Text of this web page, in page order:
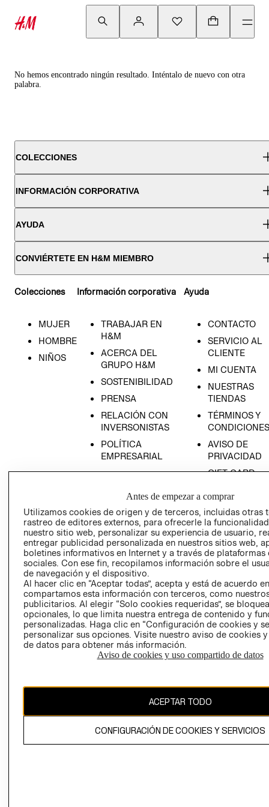
No hemos encontrado ningún resultado. Inténtalo de nuevo con otra
palabra.
COLECCIONES
INFORMACIÓN CORPORATIVA
AYUDA
CONVIÉRTETE EN H&M MIEMBRO
Colecciones
MUJER
HOMBRE
NIÑOS
Información corporativa
TRABAJAR EN
H&M
ACERCA DEL
GRUPO H&M
SOSTENIBILIDAD
PRENSA
RELACIÓN CON
INVERSONISTAS
POLÍTICA
EMPRESARIAL
Ayuda
CONTACTO
SERVICIO AL
CLIENTE
MI CUENTA
NUESTRAS
TIENDAS
TÉRMINOS Y
CONDICIONES
AVISO DE
PRIVACIDAD
GIFT CARD
COOKIES
LIBRO DE
Ecuador ($)
CAMBIAR REGIÓN
El contenido de esta página web está protegido por copyright y es
propiedad de H&M Hennes & Mauritz AB.
RECIÉN NACIDO
Antes de empezar a comprar
Utilizamos cookies de origen y de terceros, incluidas otras
rastreo de editores externos, para ofrecerle la
nuestro sitio web, personalizar su experiencia de usuario,
entregar publicidad personalizada en nuestros sitios web,
boletines informativos en Internet y a través de plataformas
sociales. Con ese fin, recopilamos información sobre el
de navegación y el dispositivo.
Al hacer clic en “Aceptar todas”, acepta y está de acuerdo
compartamos esta información con terceros, como
publicitarios. Al elegir “Solo cookies requeridas”, se
opcionales, lo que limita nuestra entrega de contenido y
personalizadas. Haga clic en “Configuración de cookies y
personalizar sus opciones. Visite nuestro aviso de cookies
de datos para obtener más información.
Aviso de cookies y uso compartido de datos
ACEPTAR TODO
CONFIGURACIÓN DE COOKIES Y SERVICIOS